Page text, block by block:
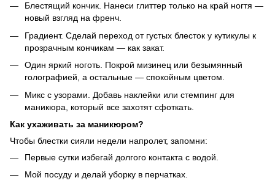
Блестящий кончик. Нанеси глиттер только на край ногтя —
новый взгляд на френч.
Градиент. Сделай переход от густых блесток у кутикулы к
прозрачным кончикам — как закат.
Один яркий ноготь. Покрой мизинец или безымянный
голографией, а остальные — спокойным цветом.
Микс с узорами. Добавь наклейки или стемпинг для
маникюра, который все захотят сфоткать.
Как ухаживать за маникюром?
Чтобы блестки сияли недели напролет, запомни:
Первые сутки избегай долгого контакта с водой.
Мой посуду и делай уборку в перчатках.